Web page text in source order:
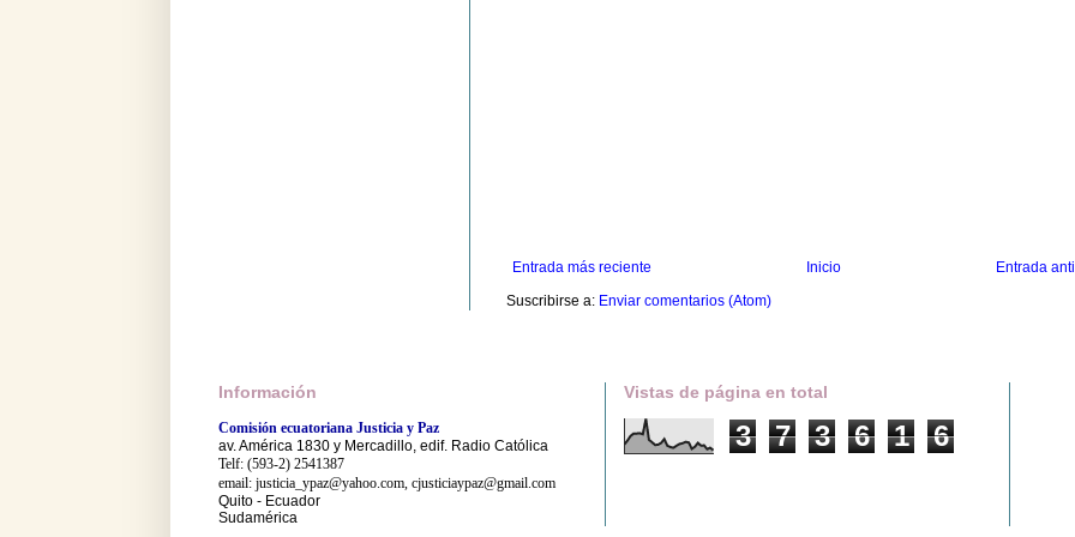
Entrada más reciente Entrada
Inicio
Suscribirse a: Enviar comentarios (Atom)
Información
Comisión ecuatoriana Justicia y Paz
av. América 1830 y Mercadillo, edif. Radio Católica
Telf: (593-2) 2541387
email: justicia_ypaz@yahoo.com, cjusticiaypaz@gmail.com
Quito - Ecuador
Sudamérica
Vistas de página en total
3 7 3 6 1 6